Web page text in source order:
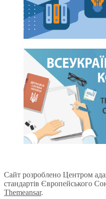
Сайт розроблено Центром
стандартів Європейського
Themeansar.